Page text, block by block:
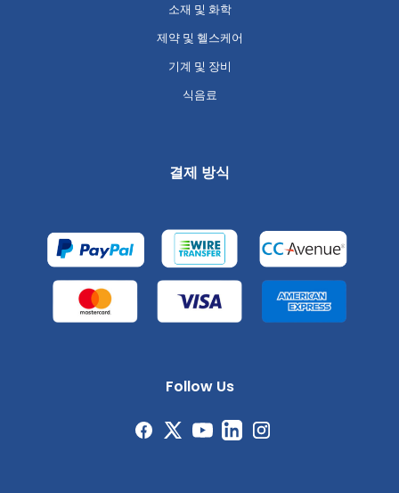
소재 및 화학
제약 및 헬스케어
기계 및 장비
식음료
결제 방식
Follow Us